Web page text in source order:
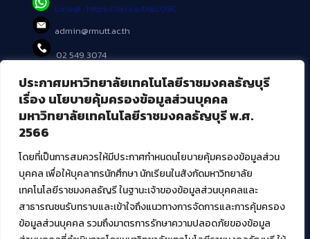
ประกาศมหาวิทยาลัยเทคโนโลยีราชมงคลธัญบุรี
เรื่อง นโยบายคุ้มครองข้อมูลส่วนบุคคล
มหาวิทยาลัยเทคโนโลยีราชมงคลธัญบุรี พ.ศ.
2566
โดยที่เป็นการสมควรให้มีประกาศกำหนดนโยบายคุ้มครองข้อมูลส่วน
บุคคล เพื่อให้บุคลากรนักศึกษา นักเรียนในสังกัดมหาวิทยาลัย
เทคโนโลยีราชมงคลธัญรี ในฐานะเจ้าของข้อมูลส่วนบุคคลและ
สาธารณชนรับทราบและเข้าใจถึงแนวทางการจัดการและการคุ้มครอง
ข้อมูลส่วนบุคคล รวมถึงมาตรการรักษาความปลอดภัยของข้อมูล
Line@ : https://lin.ee/tXe209C
admin@rmutt.ac.th
02 549 3074
บริการอื่นๆ ของ สวส.
ศูนย์สื่อดิจิทัล
ศูนย์นวัตกรรมและความรู้
สมัยใหม่ (MoSeC)
งานบริการวิชาการให้กับหน่วยงานภายนอก